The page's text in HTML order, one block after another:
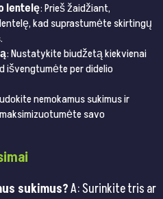
lentelę: Prieš žaidžiant,
kad suprastumėte skirtingų
: Nustatykite biudžetą kiekvienai
išvengtumėte per didelio
nemokamus sukimus ir
savo
sukimus?A: Surinkite tris ar